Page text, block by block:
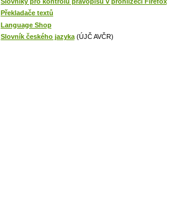
Překladače textů
Language Shop
Slovník českého jazyka(ÚJČ AVČR)